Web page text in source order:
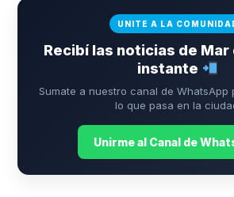
UNITE A LA
Recibí las noticias de Mar
instante
Sumate a nuestro canal de WhatsApp
lo que pasa en la
Unirme al Canal de